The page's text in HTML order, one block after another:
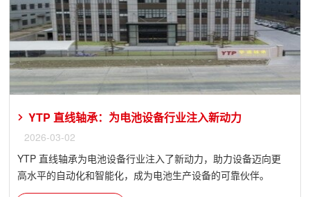
YTP 直线轴承：为电池设备行业注入新动力
2026-03-02
YTP 直线轴承为电池设备行业注入了新动力，助力设备迈向更
高水平的自动化和智能化，成为电池生产设备的可靠伙伴。